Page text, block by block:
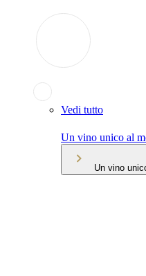
Vedi tutto
Un vino unico al
Un vino